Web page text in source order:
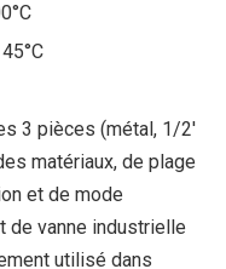
3 pièces (métal, 1/2'
matériaux, de plage
et de mode
de vanne industrielle
utilisé dans